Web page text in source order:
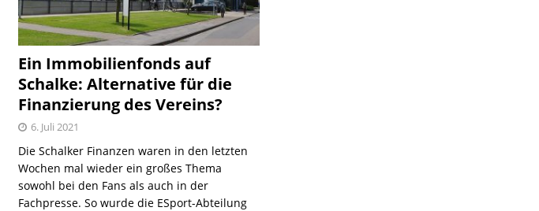
Ein Immobilienfonds auf
Schalke: Alternative für die
Finanzierung des Vereins?
6. Juli 2021
Die Schalker Finanzen waren in den letzten
Wochen mal wieder ein großes Thema
sowohl bei den Fans als auch in der
Fachpresse. So wurde die ESport-Abteilung